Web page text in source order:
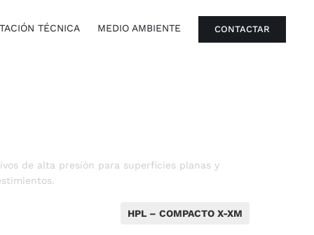
TÉCNICA MEDIO AMBIENTE CONTACTAR
de alta presión para superficies planas y
HPL – COMPACTO X-XM